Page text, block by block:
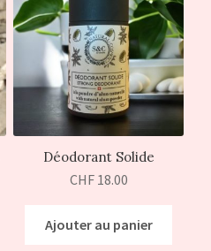
Déodorant Solide
CHF18.00
Ajouter au panier